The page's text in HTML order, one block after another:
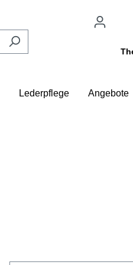
Lederpflege Angebote